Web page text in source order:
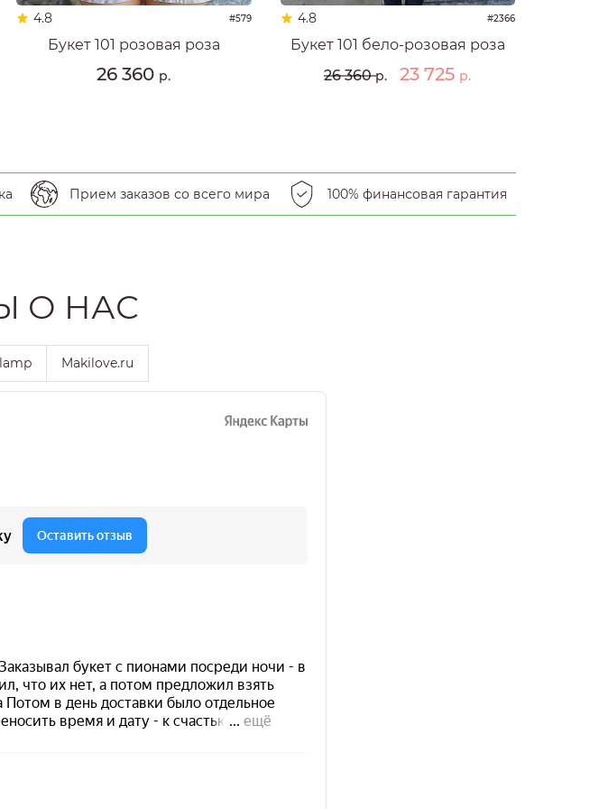
4.8 #579
Букет 101 розовая роза
26 360 р.
4.8 #2366
Букет 101 бело-розовая роза
26 360р. 23 725 р.
Прием заказов со всего мира 100% финансовая гарантия
О НАС
Makilove.ru